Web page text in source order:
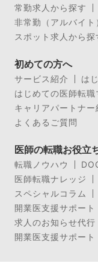
常勤求人から探す
非常勤（アルバイト
スポット求人から探
初めての方へ
サービス紹介
は
はじめての医師転職
キャリアパートナー
よくあるご質問
医師の転職お役立
転職ノウハウ
医師転職ナレッジ
スペシャルコラム
開業医支援サポート
求人のお知らせ代行
開業医支援サポー